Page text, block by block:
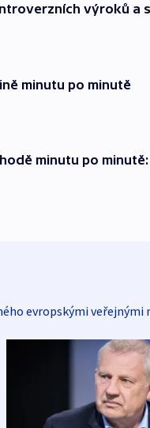
výroků a
minutu po minutě
minutu po
evropskými veřejnými